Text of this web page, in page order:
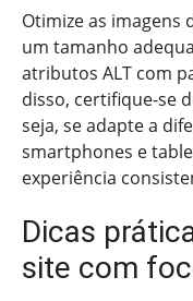
Otimize as imagens
um tamanho
atributos ALT com
disso, certifique-se
seja, se adapte a
smartphones e
experiência
Dicas
site com